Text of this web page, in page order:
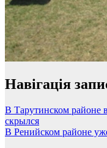
Навігація
В Тарутинском районе
скрылся
В Ренийском районе